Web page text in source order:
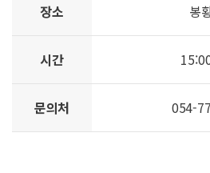
장소 봉
시간
문의처 054-